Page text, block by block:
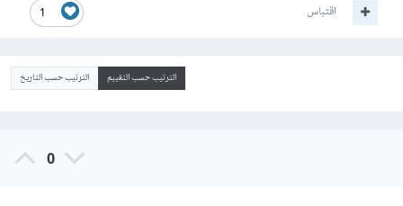
1 اقتباس
الترتيب حسب التقييم الترتيب حسب التاريخ
0